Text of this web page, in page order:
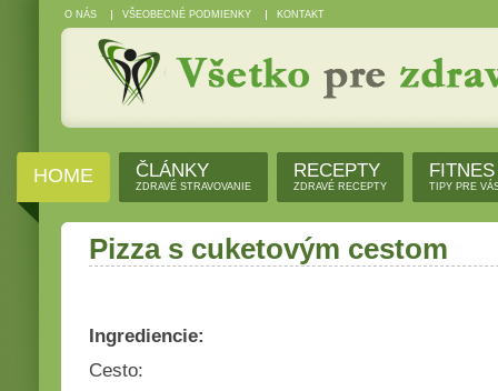
O NÁS VŠEOBECNÉ PODMIENKY KONTAKT
HOME ČLÁNKY
ZDRAVÉ STRAVOVANIE
RECEPTY
ZDRAVÉ RECEPTY
FITNES
TIPY PRE
Pizza s cuketovým cestom
Ingrediencie:
Cesto: